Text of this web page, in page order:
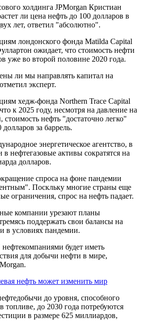
холдинга JPMorgan Кристиан
ли цена нефть до 100 долларов в
лет, ответил "абсолютно".
лондонского фонда Matilda Capital
ожидает, что стоимость нефти
уже во второй половине 2020 года.
ли мы направлять капитал на
эксперт.
хедж-фонда Northern Trace Capital
к 2025 году, несмотря на давление на
стоимость нефть "достаточно легко"
за баррель.
энергетическое агентство, в
нефтегазовые активы сократятся на
долларов.
спроса на фоне пандемии
Поскльку многие страны еще
ограничения, спрос на нефть падает.
компании урезают планы
поддержать свои балансы на
в условиях пандемии.
будет иметь
для добычи нефти в мире,
нефть может изменить мир
до уровня, способного
топливе, до 2030 года потребуются
в размере 625 миллиардов,